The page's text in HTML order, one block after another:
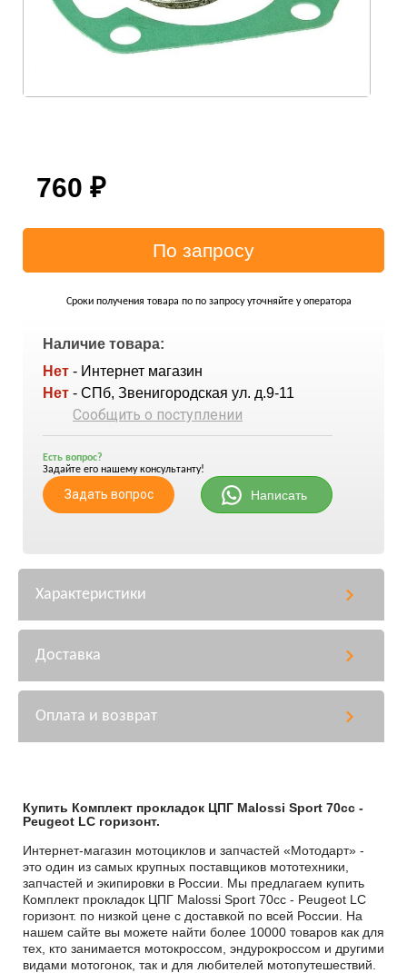
760 ₽
Сроки получения товара по по запросу уточняйте у оператора
Наличие товара:
Нет - Интернет магазин
Нет - СПб, Звенигородская ул. д.9-11
Сообщить о поступлении
Есть вопрос?
Задайте его нашему консультанту!
Задать вопрос Написать
Характеристики
Доставка
Оплата и возврат
Купить Комплект прокладок ЦПГ Malossi Sport 70cc -
Peugeot LC горизонт.
Интернет-магазин мотоциклов и запчастей «Мотодарт» -
это один из самых крупных поставщиков мототехники,
запчастей и экипировки в России. Мы предлагаем купить
Комплект прокладок ЦПГ Malossi Sport 70cc - Peugeot LC
горизонт. по низкой цене с доставкой по всей России. На
нашем сайте вы можете найти более 10000 товаров как для
тех, кто занимается мотокроссом, эндурокроссом и другими
видами мотогонок, так и для любителей мотопутешествий.